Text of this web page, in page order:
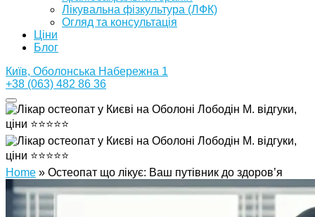
Лікувальна фізкультура (ЛФК)
Огляд та консультація
Ціни
Блог
Київ, Оболонська Набережна 1
+38 (063) 482 86 36
Home » Остеопат що лікує: Ваш путівник до здоров’я